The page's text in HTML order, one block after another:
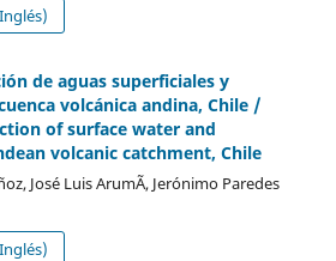
de aguas superficiales y
volcánica andina, Chile /
of surface water and
volcanic catchment, Chile
José Luis ArumÃ­, Jerónimo Paredes